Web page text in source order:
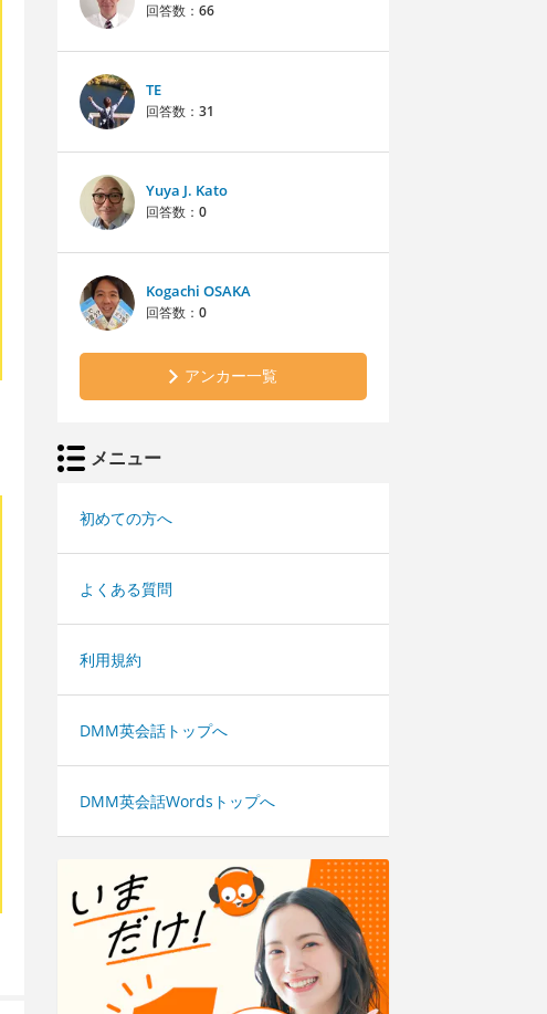
回答数： 66
TE
回答数： 31
Yuya J. Kato
回答数： 0
Kogachi OSAKA
回答数： 0
アンカー一覧
メニュー
初めての方へ
よくある質問
利用規約
DMM英会話トップへ
DMM英会話Wordsトップへ